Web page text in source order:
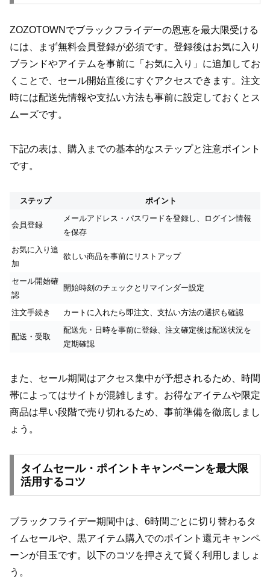
ZOZOTOWNでブラックフライデーの恩恵を最大限受ける
には、まず無料会員登録が必須です。登録後はお気に入り
ブランドやアイテムを事前に「お気に入り」に追加してお
くことで、セール開始直後にすぐアクセスできます。注文
時には配送先情報や支払い方法も事前に設定しておくとス
ムーズです。
下記の表は、購入までの基本的なステップと注意ポイント
です。
ステップ ポイント
会員登録
メールアドレス・パスワードを登録し、ログイン情報
を保存
お気に入り追
加
欲しい商品を事前にリストアップ
セール開始確
認
開始時刻のチェックとリマインダー設定
注文手続き カートに入れたら即注文、支払い方法の選択も確認
配送・受取
配送先・日時を事前に登録、注文確定後は配送状況を
定期確認
また、セール期間はアクセス集中が予想されるため、時間
帯によってはサイトが混雑します。お得なアイテムや限定
商品は早い段階で売り切れるため、事前準備を徹底しまし
ょう。
タイムセール・ポイントキャンペーンを最大限
活用するコツ
ブラックフライデー期間中は、6時間ごとに切り替わるタ
イムセールや、黒アイテム購入でのポイント還元キャンペ
ーンが目玉です。以下のコツを押さえて賢く利用しましょ
う。